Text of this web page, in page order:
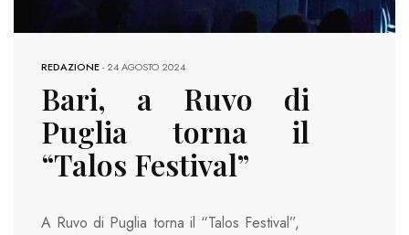
REDAZIONE-24 AGOSTO 2024
Bari, a Ruvo di
Puglia torna il
“Talos Festival”
A Ruvo di Puglia torna il “Talos Festival”,